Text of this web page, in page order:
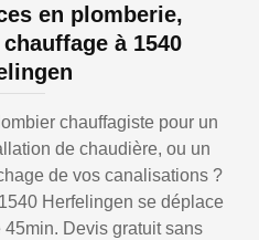
en plomberie,
à 1540
chauffagiste pour un
de chaudière, ou un
de vos canalisations ?
Herfelingen se déplace
Devis gratuit sans